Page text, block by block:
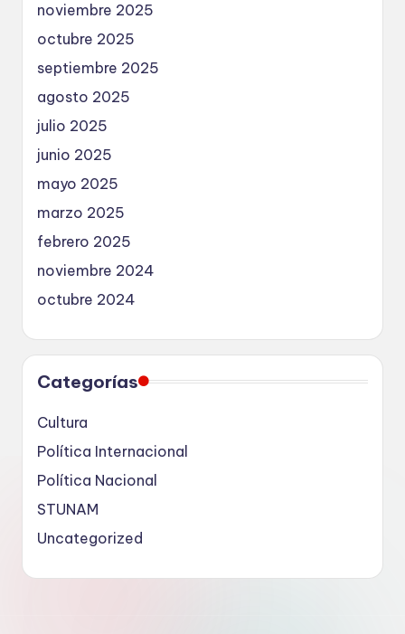
noviembre 2025
octubre 2025
septiembre 2025
agosto 2025
julio 2025
junio 2025
mayo 2025
marzo 2025
febrero 2025
noviembre 2024
octubre 2024
Categorías
Cultura
Política Internacional
Política Nacional
STUNAM
Uncategorized